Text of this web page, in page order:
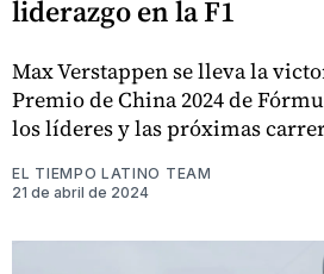
liderazgo en la F1
Max Verstappen se lleva la
Premio de China 2024 de
los líderes y las próximas
EL TIEMPO LATINO TEAM
21 de abril de 2024